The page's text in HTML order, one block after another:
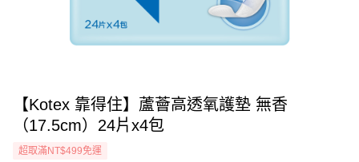
【Kotex 靠得住】蘆薈高透氧護墊 無香
（17.5cm）24片x4包
超取滿NT$499免運